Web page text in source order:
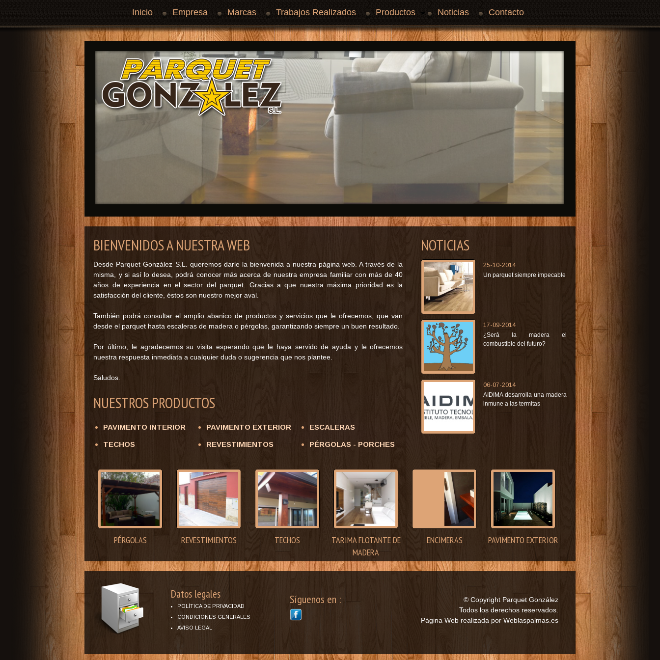
Inicio Empresa Marcas Trabajos Realizados Productos Noticias Contacto
BIENVENIDOS A NUESTRA WEB
Desde Parquet González S.L. queremos darle la bienvenida a nuestra página web. A través de la
misma, y si así lo desea, podrá conocer más acerca de nuestra empresa familiar con más de 40
años de experiencia en el sector del parquet. Gracias a que nuestra máxima prioridad es la
satisfacción del cliente, éstos son nuestro mejor aval.
También podrá consultar el amplio abanico de productos y servicios que le ofrecemos, que van
desde el parquet hasta escaleras de madera o pérgolas, garantizando siempre un buen resultado.
Por último, le agradecemos su visita esperando que le haya servido de ayuda y le ofrecemos
nuestra respuesta inmediata a cualquier duda o sugerencia que nos plantee.
Saludos.
NUESTROS PRODUCTOS
PAVIMENTO INTERIOR PAVIMENTO EXTERIOR ESCALERAS
TECHOS REVESTIMIENTOS PÉRGOLAS - PORCHES
NOTICIAS
25-10-2014
Un parquet siempre impecable
17-09-2014
¿Será la madera el
combustible del futuro?
06-07-2014
AIDIMA desarrolla una madera
inmune a las termitas
PÉRGOLAS REVESTIMIENTOS TECHOS
TARIMA FLOTANTE DE
MADERA
ENCIMERAS PAVIMENTO EXTERIOR
Datos legales
POLÍTICA DE PRIVACIDAD
CONDICIONES GENERALES
AVISO LEGAL
Síguenos en :
© Copyright Parquet González
Todos los derechos reservados.
Página Web realizada por Weblaspalmas.es